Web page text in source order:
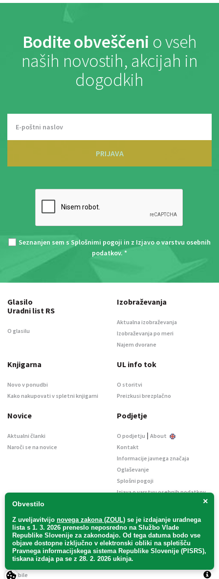
Bodite obveščeni o vseh
naših novostih, akcijah in
dogodkih
PRIJAVA
Seznanjen sem s Splošnimi pogoji in z Izjavo o varstvu osebnih
podatkov. *
×
Obvestilo
Z uveljavitvijo novega zakona (ZOUL) se je izdajanje uradnega
lista s 1. 3. 2026 preneslo neposredno na Službo Vlade
Republike Slovenije za zakonodajo. Od tega datuma bodo vse
objave dostopne izključno v elektronski obliki na spletišču
Pravnega informacijskega sistema Republike Slovenije (PISRS),
tiskana izdaja pa se z 28. 2. 2026 ukinja.
Glasilo
Uradni list RS
O glasilu
Izobraževanja
Aktualna izobraževanja
Izobraževanja po meri
Najem dvorane
Knjigarna
Novo v ponudbi
Kako nakupovati v spletni knjigarni
UL info tok
O storitvi
Preizkusi brezplačno
Novice
Aktualni članki
Naroči se na novice
Podjetje
O podjetju | About
Kontakt
Informacije javnega značaja
Oglaševanje
Splošni pogoji
Izjava o varstvu osebnih podatkov
Uradni list d. o. o. – v likvidaciji / Vse pravice pridržane.
2Mobile